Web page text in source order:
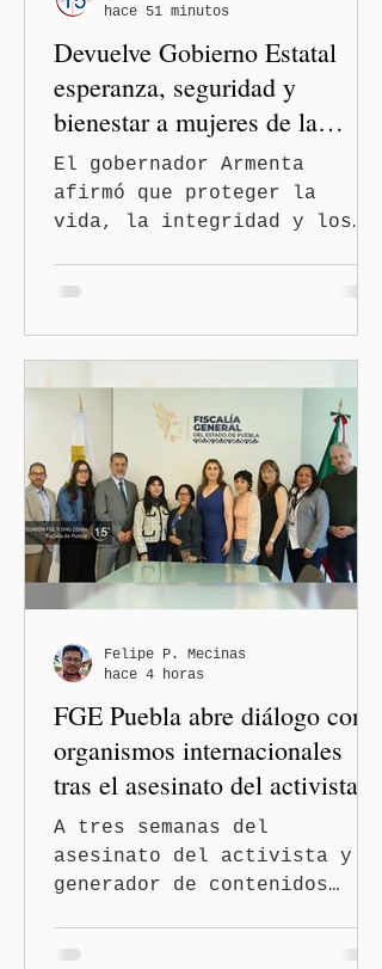
Devuelve Gobierno Estatal
esperanza, seguridad y
bienestar a mujeres de la
periferia urbana
El gobernador Armenta
afirmó que proteger la
vida, la integridad y los
Puebla, Pue.-Cuando una
mujer encuentra un lugar
seguro para pedir ayuda,
también recupera la
esperanza de vivir sin
miedo. Con esa visión, el
gobernador Alejandro
Armenta Mier inauguró el
Centro LIBRE (Libertad,
Igualdad, Bienestar, Redes,
la Casa Carmen Serdán
número 25 en el estado, la
cuarta en la c
hace 51 minutos
FGE Puebla abre diálogo con
organismos internacionales
tras el asesinato del activista y
comunicador Josué Martínez
A tres semanas del
asesinato del activista y
generador de contenidos
Felipe P. Mecinas
hace 4 horas